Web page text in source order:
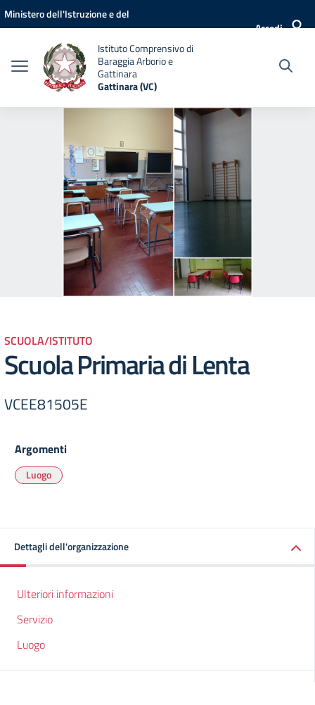
Vai ai contenuti
Vai al menu di navigazione
Vai al footer
Ministero dell'Istruzione e del
Accedi
Istituto Comprensivo di
Baraggia Arborio e
Gattinara
Gattinara (VC)
SCUOLA/ISTITUTO
Scuola Primaria di Lenta
VCEE81505E
Argomenti
Luogo
Dettagli dell'organizzazione
Ulteriori informazioni
Servizio
Luogo